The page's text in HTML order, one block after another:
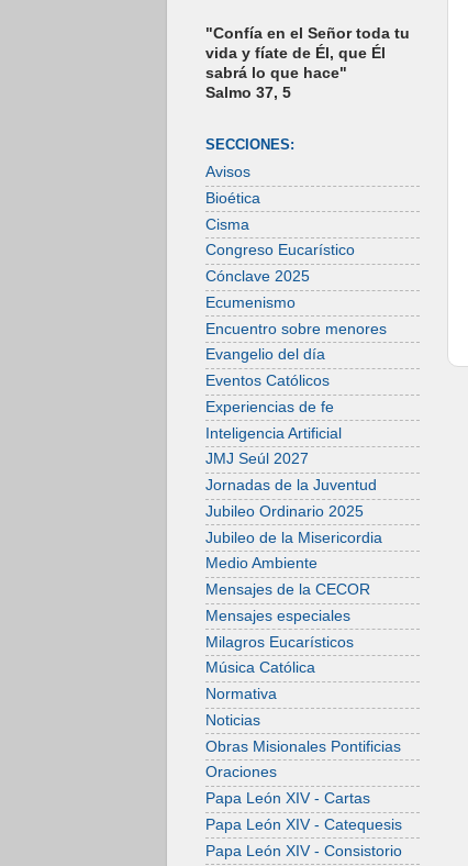
"Confía en el Señor toda tu
vida y fíate de Él, que Él
sabrá lo que hace"
Salmo 37, 5
SECCIONES:
Avisos
Bioética
Cisma
Congreso Eucarístico
Cónclave 2025
Ecumenismo
Encuentro sobre menores
Evangelio del día
Eventos Católicos
Experiencias de fe
Inteligencia Artificial
JMJ Seúl 2027
Jornadas de la Juventud
Jubileo Ordinario 2025
Jubileo de la Misericordia
Medio Ambiente
Mensajes de la CECOR
Mensajes especiales
Milagros Eucarísticos
Música Católica
Normativa
Noticias
Obras Misionales Pontificias
Oraciones
Papa León XIV - Cartas
Papa León XIV - Catequesis
Papa León XIV - Consistorio